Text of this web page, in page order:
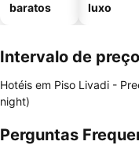
baratos
luxo
Intervalo de
Hotéis em Piso Livadi -
night)
Perguntas